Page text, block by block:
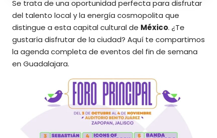
Se trata de una oportunidad perfecta para disfrutar
del talento local y la energía cosmopolita que
distingue a esta capital cultural de México. ¿Te
gustaría disfrutar de la ciudad? Aquí te compartimos
la agenda completa de eventos del fin de semana
en Guadalajara.